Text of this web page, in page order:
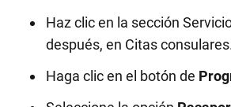
Haz clic en la sección
después, en Citas
Haga clic en el botón de